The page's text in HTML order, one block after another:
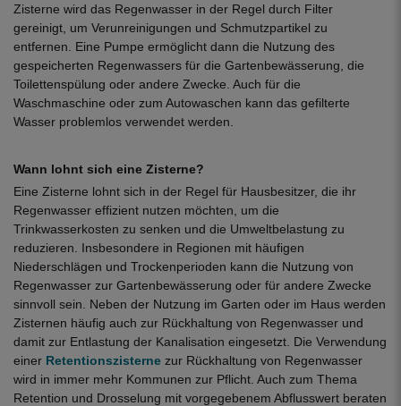
Zisterne wird das Regenwasser in der Regel durch Filter
gereinigt, um Verunreinigungen und Schmutzpartikel zu
entfernen. Eine Pumpe ermöglicht dann die Nutzung des
gespeicherten Regenwassers für die Gartenbewässerung, die
Toilettenspülung oder andere Zwecke. Auch für die
Waschmaschine oder zum Autowaschen kann das gefilterte
Wasser problemlos verwendet werden.
Wann lohnt sich eine Zisterne?
Eine Zisterne lohnt sich in der Regel für Hausbesitzer, die ihr
Regenwasser effizient nutzen möchten, um die
Trinkwasserkosten zu senken und die Umweltbelastung zu
reduzieren. Insbesondere in Regionen mit häufigen
Niederschlägen und Trockenperioden kann die Nutzung von
Regenwasser zur Gartenbewässerung oder für andere Zwecke
sinnvoll sein. Neben der Nutzung im Garten oder im Haus werden
Zisternen häufig auch zur Rückhaltung von Regenwasser und
damit zur Entlastung der Kanalisation eingesetzt. Die Verwendung
einer Retentionszisterne zur Rückhaltung von Regenwasser
wird in immer mehr Kommunen zur Pflicht. Auch zum Thema
Retention und Drosselung mit vorgegebenem Abflusswert beraten